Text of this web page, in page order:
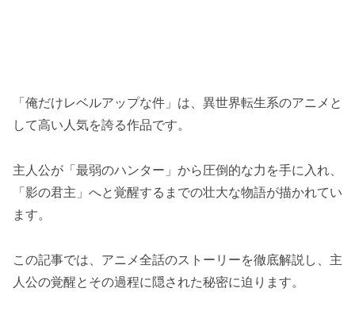
「俺だけレベルアップな件」は、異世界転生系のアニメと
して高い人気を誇る作品です。
主人公が「最弱のハンター」から圧倒的な力を手に入れ、
「影の君主」へと覚醒するまでの壮大な物語が描かれてい
ます。
この記事では、アニメ全話のストーリーを徹底解説し、主
人公の覚醒とその過程に隠された秘密に迫ります。